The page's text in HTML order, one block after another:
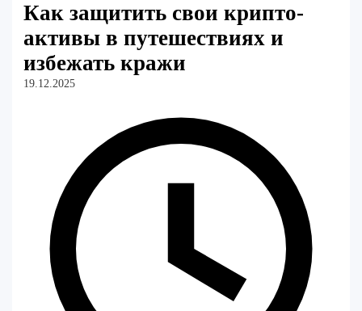
Как защитить свои крипто-
активы в путешествиях и
избежать кражи
19.12.2025